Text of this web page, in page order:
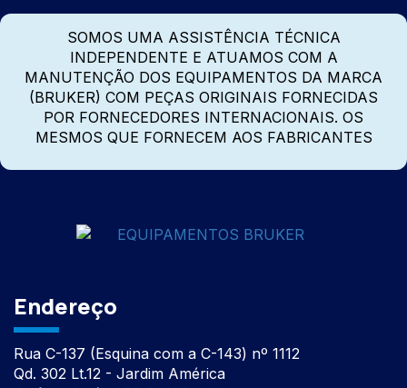
SOMOS UMA ASSISTÊNCIA TÉCNICA
INDEPENDENTE E ATUAMOS COM A
MANUTENÇÃO DOS EQUIPAMENTOS DA MARCA
(BRUKER) COM PEÇAS ORIGINAIS FORNECIDAS
POR FORNECEDORES INTERNACIONAIS. OS
MESMOS QUE FORNECEM AOS FABRICANTES
Endereço
Rua C-137 (Esquina com a C-143) nº 1112
Qd. 302 Lt.12 - Jardim América